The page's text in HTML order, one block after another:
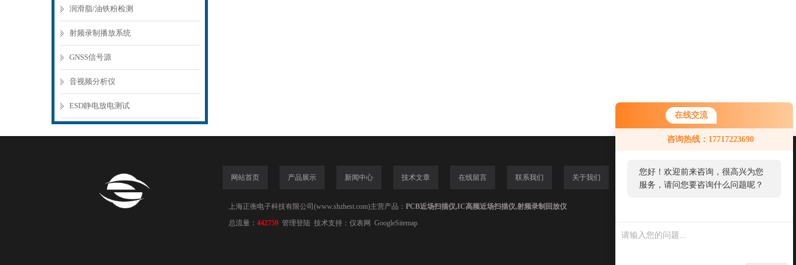
在线交流
咨询热线：17717223690
您好！欢迎前来咨询，很高兴为您
服务，请问您要咨询什么问题呢？
润滑脂/油铁粉检测
射频录制播放系统
GNSS信号源
音视频分析仪
ESD静电放电测试
网站首页 产品展示 新闻中心 技术文章 在线留言 联系我们 关于我们
上海正衡电子科技有限公司(www.shzhest.com)主营产品： PCB近场扫描仪,IC高频近场扫描仪,射频录制回放仪
总流量： 442759 管理登陆 技术支持： 仪表网 GoogleSitemap